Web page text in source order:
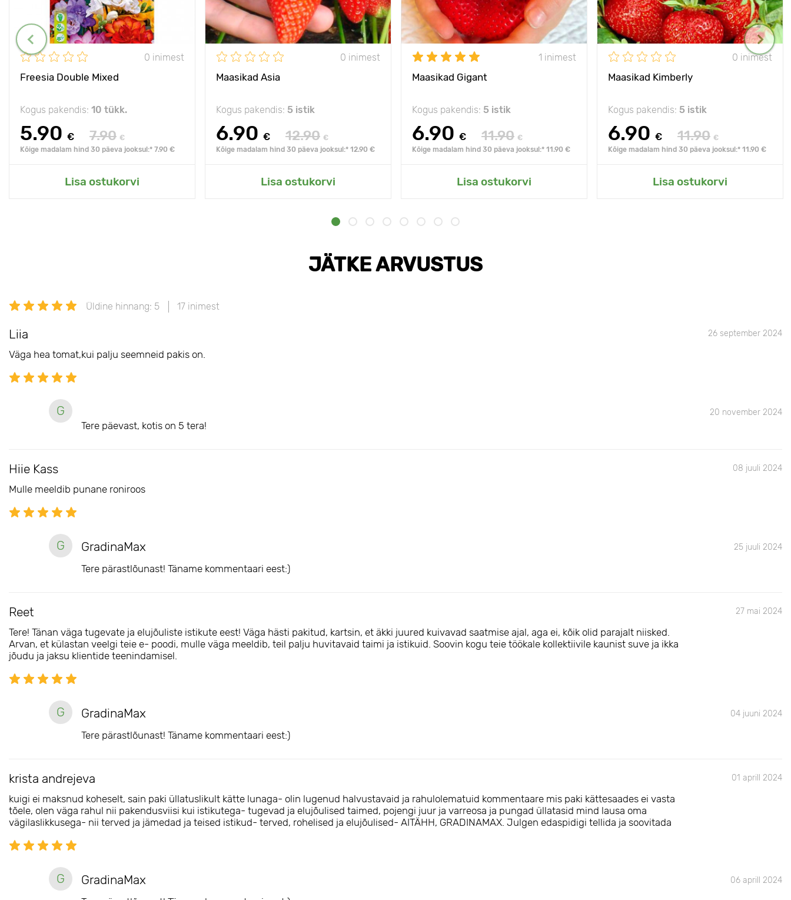
0 inimest
Freesia Double Mixed
Kogus pakendis: 10 tükk.
5.90 € 7.90 €
Kõige madalam hind 30 päeva jooksul:* 7.90 €
Lisa ostukorvi
0 inimest
Maasikad Asia
Kogus pakendis: 5 istik
6.90 € 12.90 €
Kõige madalam hind 30 päeva jooksul:* 12.90 €
Lisa ostukorvi
1 inimest
Maasikad Gigant
Kogus pakendis: 5 istik
6.90 € 11.90 €
Kõige madalam hind 30 päeva jooksul:* 11.90 €
Lisa ostukorvi
0 inimest
Maasikad Kimberly
Kogus pakendis: 5 istik
6.90 € 11.90 €
Kõige madalam hind 30 päeva jooksul:* 11.90 €
Lisa ostukorvi
JÄTKE ARVUSTUS
Üldine hinnang: 5 17 inimest
Liia 26 september 2024
Väga hea tomat,kui palju seemneid pakis on.
G 20 november 2024
Tere päevast, kotis on 5 tera!
Hiie Kass 08 juuli 2024
Mulle meeldib punane roniroos
G GradinaMax 25 juuli 2024
Tere pärastlõunast! Täname kommentaari eest:)
Reet 27 mai 2024
Tere! Tänan väga tugevate ja elujõuliste istikute eest! Väga hästi pakitud, kartsin, et äkki juured kuivavad saatmise ajal, aga ei, kõik olid parajalt niisked.
Arvan, et külastan veelgi teie e- poodi, mulle väga meeldib, teil palju huvitavaid taimi ja istikuid. Soovin kogu teie töökale kollektiivile kaunist suve ja ikka
jõudu ja jaksu klientide teenindamisel.
G GradinaMax 04 juuni 2024
Tere pärastlõunast! Täname kommentaari eest:)
krista andrejeva 01 aprill 2024
kuigi ei maksnud koheselt, sain paki üllatuslikult kätte lunaga- olin lugenud halvustavaid ja rahulolematuid kommentaare mis paki kättesaades ei vasta
tõele, olen väga rahul nii pakendusviisi kui istikutega- tugevad ja elujõulised taimed, pojengi juur ja varreosa ja pungad üllatasid mind lausa oma
vägilaslikkusega- nii terved ja jämedad ja teised istikud- terved, rohelised ja elujõulised- AITÄHH, GRADINAMAX. Julgen edaspidigi tellida ja soovitada
G GradinaMax 06 aprill 2024